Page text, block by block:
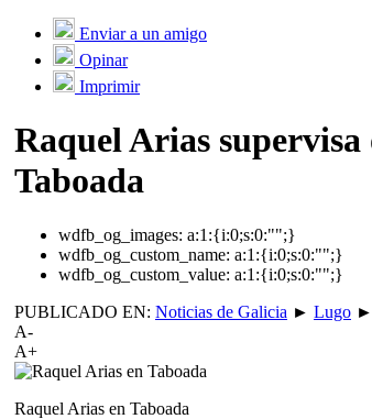
Enviar a un amigo
Opinar
Imprimir
Raquel Arias supervisa
Taboada
wdfb_og_images: a:1:{i:0;s:0:"";}
wdfb_og_custom_name: a:1:{i:0;s:0:"";}
wdfb_og_custom_value: a:1:{i:0;s:0:"";}
PUBLICADO EN: Noticias de Galicia ► Lugo ►
A-
A+
Raquel Arias en Taboada